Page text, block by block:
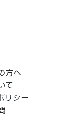
方へ
て
リシー